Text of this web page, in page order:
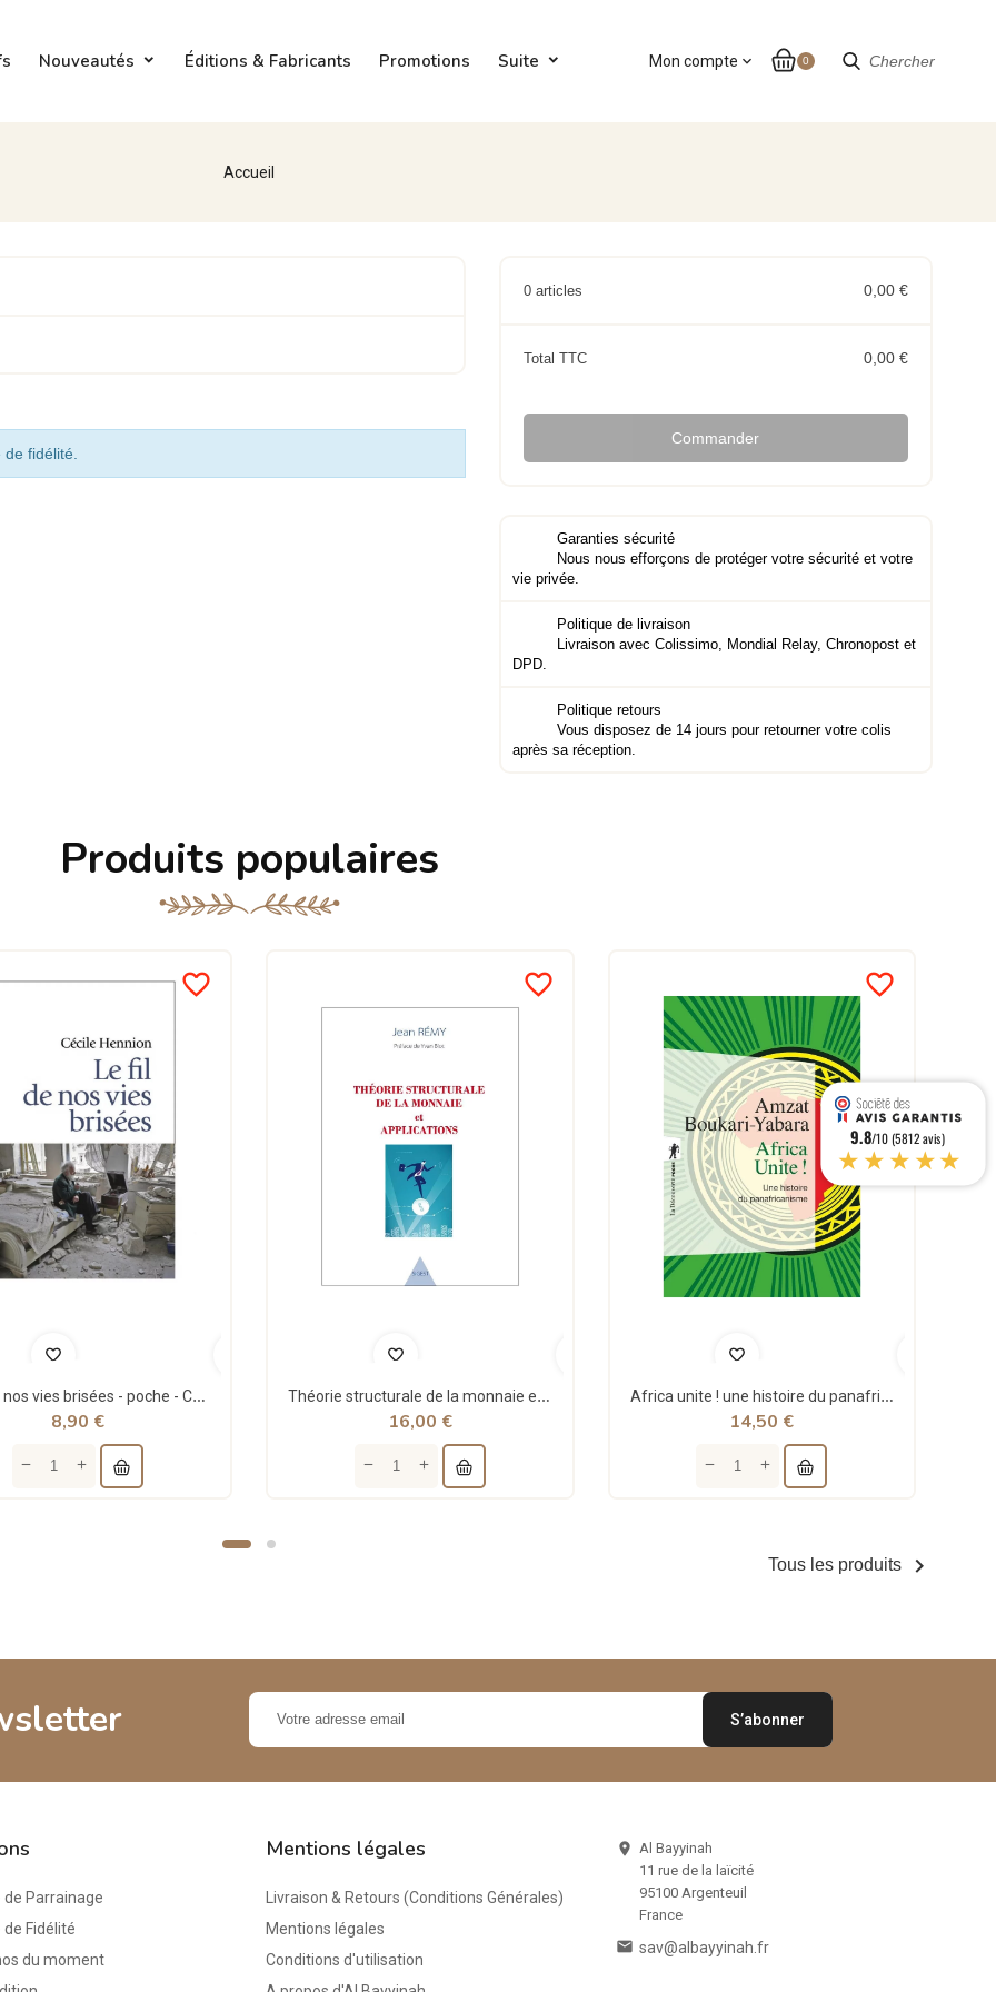
Chercher
Nouveautés Éditions & Fabricants Promotions Suite 0
Mon compte expand_more
Accueil
fidélité.
0 articles 0,00 €
Total TTC 0,00 €
Commander
Garanties sécurité
Nous nous efforçons de protéger votre sécurité et votre
vie privée.
Politique de livraison
Livraison avec Colissimo, Mondial Relay, Chronopost et
DPD.
Politique retours
Vous disposez de 14 jours pour retourner votre colis
après sa réception.
Produits populaires
favorite_border
Le fil de nos vies brisées - poche - Cécile Hennion - Points
8,90 €
favorite_border
Théorie structurale de la monnaie et applications - Jean Rémy - Sigest
16,00 €
favorite_border
Africa unite ! une histoire du panafricanisme - poche - Amzat Boukari-yabara - La découverte
14,50 €
Tous les produits 
Parrainage
Fidélité
du moment
Mentions légales
Livraison & Retours (Conditions Générales)
Mentions légales
Conditions d'utilisation
 Al Bayyinah
11 rue de la laïcité
95100 Argenteuil
France
 sav@albayyinah.fr
9.8/10 (5812 avis)
★★★★★